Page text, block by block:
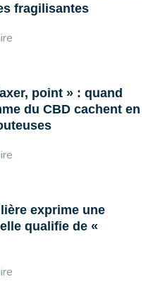
fragilisantes
point » : quand
du CBD cachent en
exprime une
qualifie de «